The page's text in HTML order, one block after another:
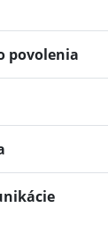
povolenia